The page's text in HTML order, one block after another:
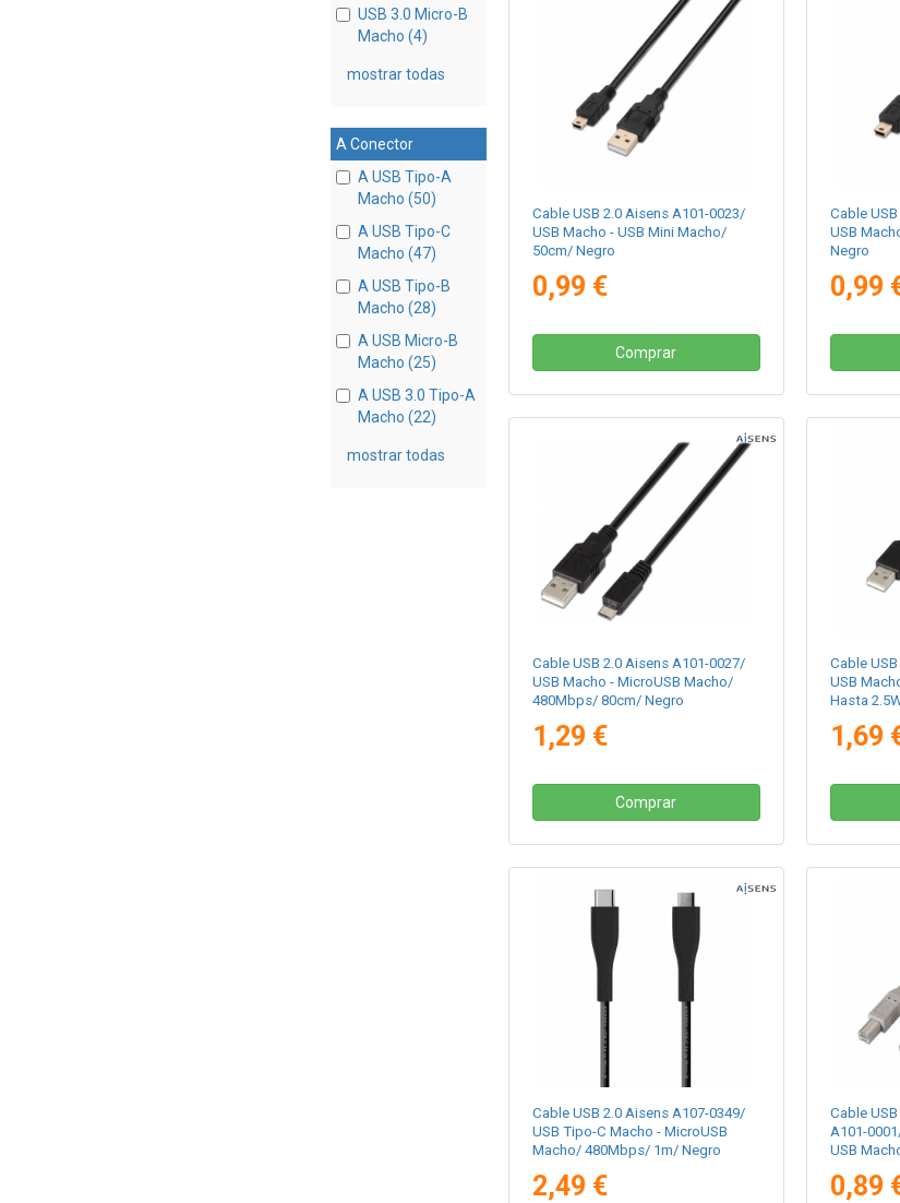
USB 3.0 Micro-B
Macho (4)
mostrar todas
A Conector
A USB Tipo-A
Macho (50)
A USB Tipo-C
Macho (47)
A USB Tipo-B
Macho (28)
A USB Micro-B
Macho (25)
A USB 3.0 Tipo-A
Macho (22)
mostrar todas
Cable USB 2.0 Aisens A101-0023/
USB Macho - USB Mini Macho/
50cm/ Negro
0,99 €
Comprar
Cable
USB
Negro
0,99
Cable USB 2.0 Aisens A101-0027/
USB Macho - MicroUSB Macho/
480Mbps/ 80cm/ Negro
1,29 €
Comprar
Cable
USB
Hasta
1,69
Cable USB 2.0 Aisens A107-0349/
USB Tipo-C Macho - MicroUSB
Macho/ 480Mbps/ 1m/ Negro
2,49 €
Cable
A101-
USB
0,89